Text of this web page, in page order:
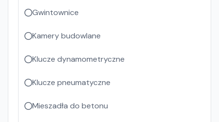
Gwintownice
Kamery budowlane
Klucze dynamometryczne
Klucze pneumatyczne
Mieszadła do betonu